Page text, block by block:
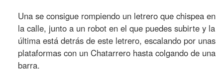
Una se consigue rompiendo un letrero que chispea en
la calle, junto a un robot en el que puedes subirte y la
última está detrás de este letrero, escalando por unas
plataformas con un Chatarrero hasta colgando de una
barra.